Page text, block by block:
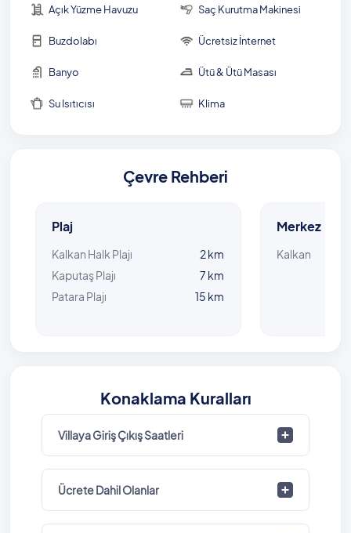
NOT: Havuz ısıtması kullanacak
misafirlerimiz günlük 1500 TL ekstra ücretle havuz
ısıtması kullanabilmektedirler. Havuz ısısının ideal
Açık Yüzme Havuzu Saç Kurutma Makinesi
Buzdolabı Ücretsiz İnternet
Banyo Ütü & Ütü Masası
Su Isıtıcısı Klima
Çevre Rehberi
Plaj
Kalkan Halk Plajı
2 km
Kaputaş Plajı
7 km
Patara Plajı
15 km
Merkez
Kalkan
Konaklama Kuralları
Villaya Giriş Çıkış Saatleri
Ücrete Dahil Olanlar